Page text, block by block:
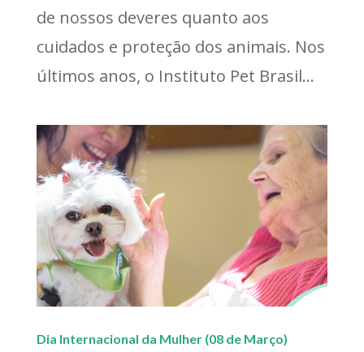
de nossos deveres quanto aos
cuidados e proteção dos animais. Nos
últimos anos, o Instituto Pet Brasil...
Dia Internacional da Mulher (08 de Março)